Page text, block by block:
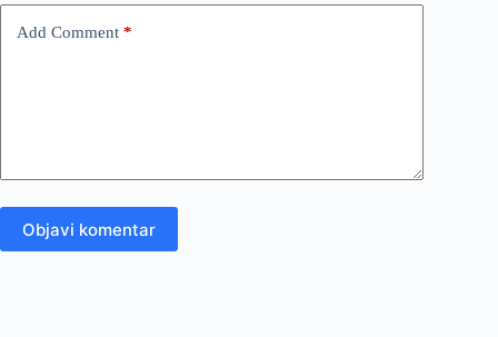
Add Comment *
Objavi komentar